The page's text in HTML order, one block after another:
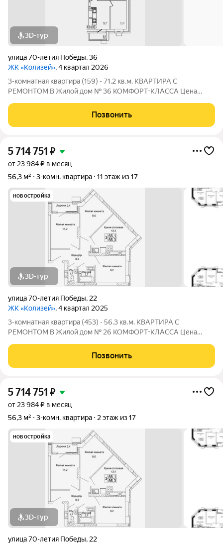
3D-тур
улица 70-летия Победы,36
ЖК «Колизей», 4 квартал 2026
3-комнатная квартира (159) - 71.2 кв.м. КВАРТИРА С
РЕМОНТОМ В Жилой дом № 36 КОМФОРТ-КЛАССА Цена
эту квартиру с черновой отделкой. Прямая продажа от
Застройщика! ЖК «Колизей» - это
Позвонить
5 714 751 ₽
от 23 984 ₽ в месяц
56,3 м²
3-комн. квартира 11 этаж из 17
новостройка
3D-тур
улица 70-летия Победы, 22
ЖК «Колизей», 4 квартал 2025
3-комнатная квартира (453) - 56.3 кв.м. КВАРТИРА С
РЕМОНТОМ В Жилой дом № 26 КОМФОРТ-КЛАССА Цена
эту квартиру с черновой отделкой. Прямая продажа от
Застройщика! ЖК «Колизей» - это
Позвонить
5 714 751 ₽
от 23 984 ₽ в месяц
56,3 м²
3-комн. квартира 2 этаж из 17
новостройка
3D-тур
улица 70-летия Победы, 22